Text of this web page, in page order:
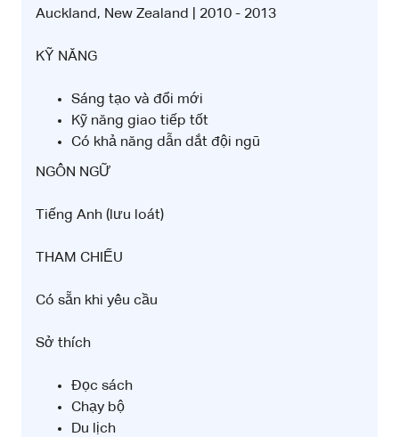
Auckland, New Zealand | 2010 - 2013
KỸ NĂNG
Sáng tạo và đổi mới
Kỹ năng giao tiếp tốt
Có khả năng dẫn dắt đội ngũ
NGÔN NGỮ
Tiếng Anh (lưu loát)
THAM CHIẾU
Có sẵn khi yêu cầu
Sở thích
Đọc sách
Chạy bộ
Du lịch